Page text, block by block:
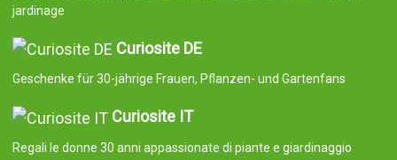
jardinage
Curiosite DE
Geschenke für 30-jährige Frauen, Pflanzen- und Gartenfans
Curiosite IT
Regali le donne 30 anni appassionate di piante e giardinaggio